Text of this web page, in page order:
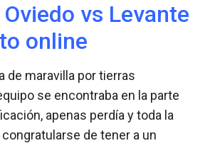
vs Levante
online
de maravilla por tierras
se encontraba en la parte
apenas perdía y toda la
de tener a un